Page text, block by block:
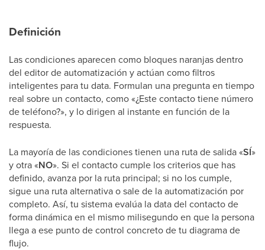
Definición
Las condiciones aparecen como bloques naranjas dentro
del editor de automatización y actúan como filtros
inteligentes para tu data. Formulan una pregunta en tiempo
real sobre un contacto, como «¿Este contacto tiene número
de teléfono?», y lo dirigen al instante en función de la
respuesta.
La mayoría de las condiciones tienen una ruta de salida «SÍ»
y otra «NO». Si el contacto cumple los criterios que has
definido, avanza por la ruta principal; si no los cumple,
sigue una ruta alternativa o sale de la automatización por
completo. Así, tu sistema evalúa la data del contacto de
forma dinámica en el mismo milisegundo en que la persona
llega a ese punto de control concreto de tu diagrama de
flujo.